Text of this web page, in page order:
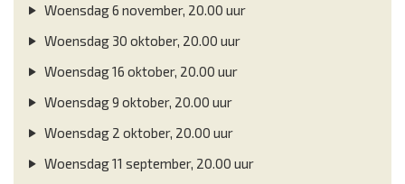
Woensdag 6 november, 20.00 uur
Woensdag 30 oktober, 20.00 uur
Woensdag 16 oktober, 20.00 uur
Woensdag 9 oktober, 20.00 uur
Woensdag 2 oktober, 20.00 uur
Woensdag 11 september, 20.00 uur